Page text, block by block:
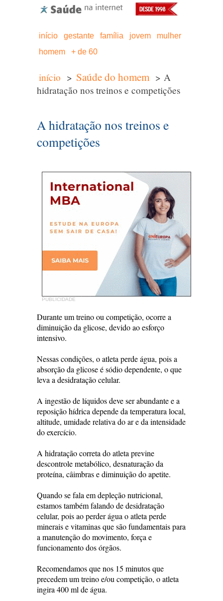
início gestante família jovem
mulher
homem
+ de 60
início > Saúde do homem > A
hidratação nos treinos e competições
A hidratação nos treinos e
competições
PUBLICIDADE
Durante um treino ou competição, ocorre a
diminuição da glicose, devido ao esforço
intensivo.
Nessas condições, o atleta perde água, pois a
absorção da glicose é sódio dependente, o que
leva a desidratação celular.
A ingestão de líquidos deve ser abundante e a
reposição hídrica depende da temperatura local,
altitude, umidade relativa do ar e da intensidade
do exercício.
A hidratação correta do atleta previne
descontrole metabólico, desnaturação da
proteína, câimbras e diminuição do apetite.
Quando se fala em depleção nutricional,
estamos também falando de desidratação
celular, pois ao perder água o atleta perde
minerais e vitaminas que são fundamentais para
a manutenção do movimento, força e
funcionamento dos órgãos.
Recomendamos que nos 15 minutos que
precedem um treino e/ou competição, o atleta
ingira 400 ml de água.